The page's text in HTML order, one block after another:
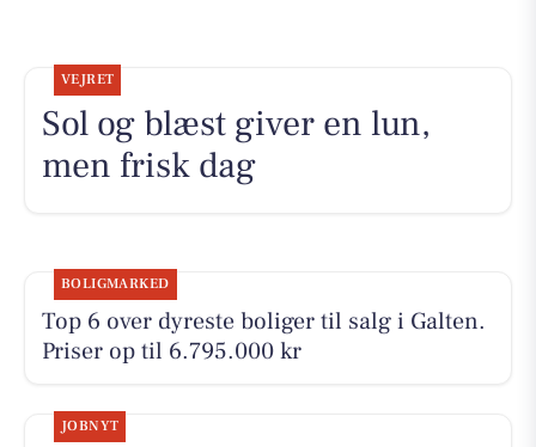
VEJRET
Sol og blæst giver en lun,
men frisk dag
BOLIGMARKED
Top 6 over dyreste boliger til salg i Galten.
Priser op til 6.795.000 kr
JOBNYT